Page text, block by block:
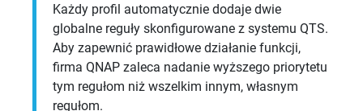
Każdy profil automatycznie dodaje dwie
globalne reguły skonfigurowane z systemu QTS.
Aby zapewnić prawidłowe działanie funkcji,
firma QNAP zaleca nadanie wyższego priorytetu
tym regułom niż wszelkim innym, własnym
regułom.